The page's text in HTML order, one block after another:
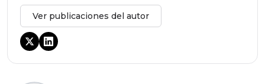
Ver publicaciones del autor